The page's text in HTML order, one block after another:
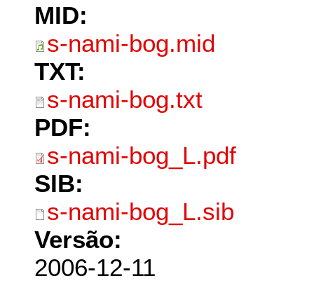
MID:
s-nami-bog.mid
TXT:
s-nami-bog.txt
PDF:
s-nami-bog_L.pdf
SIB:
s-nami-bog_L.sib
Versão:
2006-12-11